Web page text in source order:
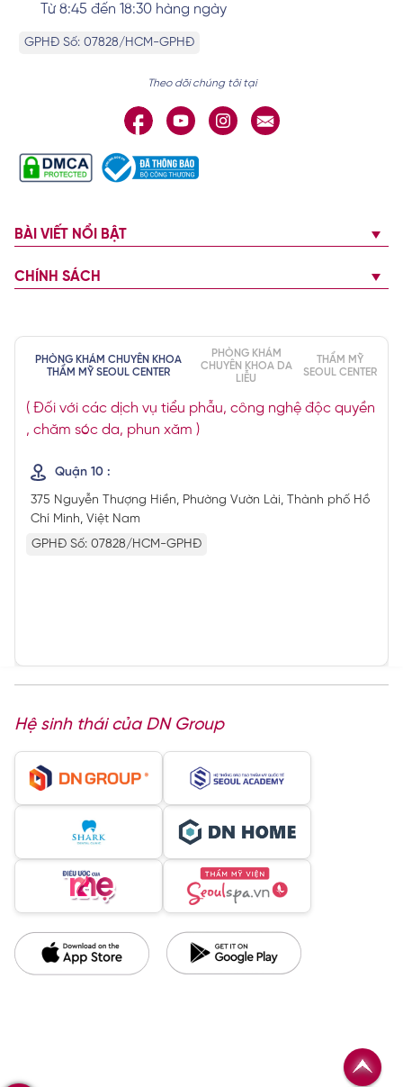
Từ 8:45 đến 18:30 hàng ngày
GPHĐ Số: 07828/HCM-GPHĐ
Theo dõi chúng tôi tại
BÀI VIẾT NỔI BẬT
CHÍNH SÁCH
PHÒNG KHÁM CHUYÊN KHOA
THẨM MỸ SEOUL CENTER
PHÒNG KHÁM
CHUYÊN KHOA DA
LIỄU
THẨM MỸ
SEOUL CENTER
( Đối với các dịch vụ tiểu phẫu, công nghệ độc quyền
, chăm sóc da, phun xăm )
Quận 10 :
375 Nguyễn Thượng Hiền, Phường Vườn Lài, Thành phố Hồ
Chí Minh, Việt Nam
GPHĐ Số: 07828/HCM-GPHĐ
Hệ sinh thái của DN Group